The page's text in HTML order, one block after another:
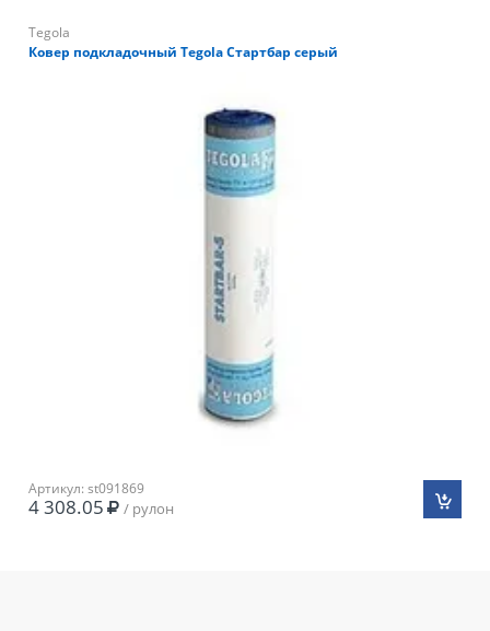
Tegola
Ковер подкладочный Tegola Стартбар серый
Артикул: st091869
4 308.05 / рулон